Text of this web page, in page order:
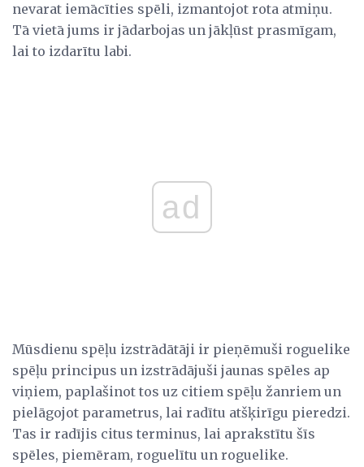
nevarat iemācīties spēli, izmantojot rota atmiņu.
Tā vietā jums ir jādarbojas un jākļūst prasmīgam,
lai to izdarītu labi.
ad
Mūsdienu spēļu izstrādātāji ir pieņēmuši roguelike
spēļu principus un izstrādājuši jaunas spēles ap
viņiem, paplašinot tos uz citiem spēļu žanriem un
pielāgojot parametrus, lai radītu atšķirīgu pieredzi.
Tas ir radījis citus terminus, lai aprakstītu šīs
spēles, piemēram, roguelītu un roguelike.